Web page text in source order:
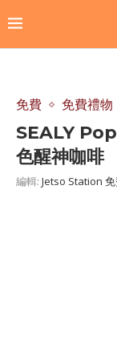
免費 免費禮物
SEALY
色醒神咖啡
編輯: Jetso Station